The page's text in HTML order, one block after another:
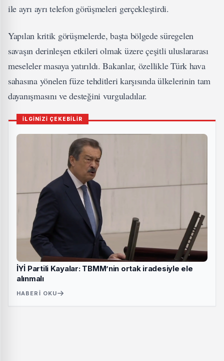
ile ayrı ayrı telefon görüşmeleri gerçekleştirdi.
Yapılan kritik görüşmelerde, başta bölgede süregelen
savaşın derinleşen etkileri olmak üzere çeşitli uluslararası
meseleler masaya yatırıldı. Bakanlar, özellikle Türk hava
sahasına yönelen füze tehditleri karşısında ülkelerinin tam
dayanışmasını ve desteğini vurguladılar.
İLGİNİZİ ÇEKEBİLİR
İYİ Partili Kayalar: TBMM’nin ortak iradesiyle ele
alınmalı
HABERI OKU